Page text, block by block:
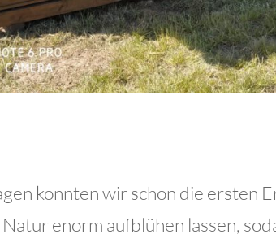
konnten wir schon die ersten
enorm aufblühen lassen,